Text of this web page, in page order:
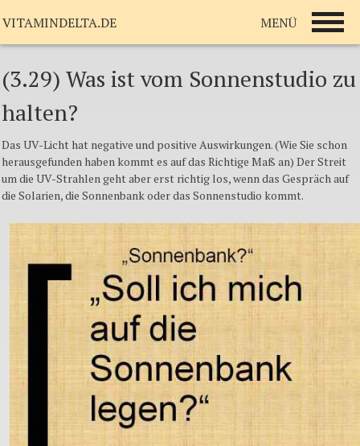
(3.29) Was ist vom Sonnenstudio zu
halten?
Das UV-Licht hat negative und positive Auswirkungen. (Wie Sie schon
herausgefunden haben kommt es auf das Richtige Maß an) Der Streit
um die UV-Strahlen geht aber erst richtig los, wenn das Gespräch auf
die Solarien, die Sonnenbank oder das Sonnenstudio kommt.
VITAMINDELTA.DE MENÜ